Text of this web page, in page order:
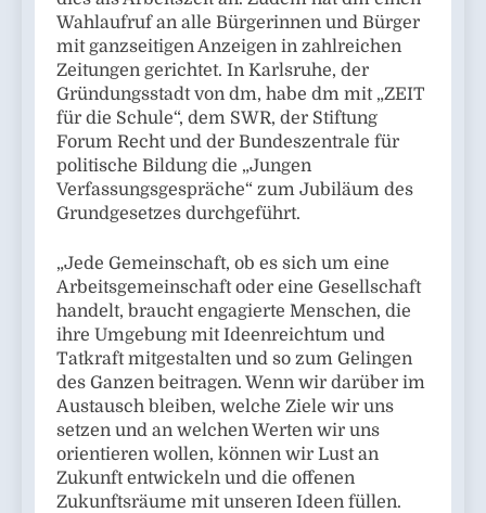
Wahlaufruf an alle Bürgerinnen und Bürger
mit ganzseitigen Anzeigen in zahlreichen
Zeitungen gerichtet. In Karlsruhe, der
Gründungsstadt von dm, habe dm mit „ZEIT
für die Schule“, dem SWR, der Stiftung
Forum Recht und der Bundeszentrale für
politische Bildung die „Jungen
Verfassungsgespräche“ zum Jubiläum des
Grundgesetzes durchgeführt.
„Jede Gemeinschaft, ob es sich um eine
Arbeitsgemeinschaft oder eine Gesellschaft
handelt, braucht engagierte Menschen, die
ihre Umgebung mit Ideenreichtum und
Tatkraft mitgestalten und so zum Gelingen
des Ganzen beitragen. Wenn wir darüber im
Austausch bleiben, welche Ziele wir uns
setzen und an welchen Werten wir uns
orientieren wollen, können wir Lust an
Zukunft entwickeln und die offenen
Zukunftsräume mit unseren Ideen füllen.